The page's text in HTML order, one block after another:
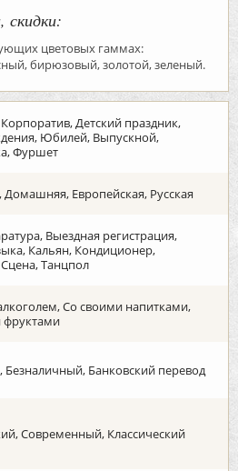
скидки:
цветовых гаммах:
бирюзовый, золотой, зеленый.
Детский праздник,
Юбилей, Выпускной,
Фуршет
Домашняя, Европейская, Русская
Выездная регистрация,
Кальян, Кондиционер,
Танцпол
Со своими напитками,
фруктами
Банковский перевод
Современный, Классический